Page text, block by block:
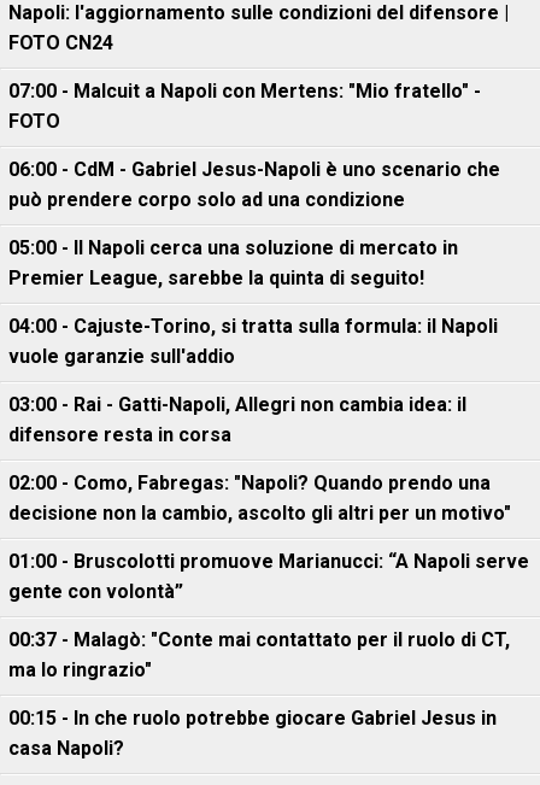
Napoli: l'aggiornamento sulle condizioni del difensore |
FOTO CN24
07:00 - Malcuit a Napoli con Mertens: "Mio fratello" -
FOTO
06:00 - CdM - Gabriel Jesus-Napoli è uno scenario che
può prendere corpo solo ad una condizione
05:00 - Il Napoli cerca una soluzione di mercato in
Premier League, sarebbe la quinta di seguito!
04:00 - Cajuste-Torino, si tratta sulla formula: il Napoli
vuole garanzie sull'addio
03:00 - Rai - Gatti-Napoli, Allegri non cambia idea: il
difensore resta in corsa
02:00 - Como, Fabregas: "Napoli? Quando prendo una
decisione non la cambio, ascolto gli altri per un motivo"
01:00 - Bruscolotti promuove Marianucci: “A Napoli serve
gente con volontà”
00:37 - Malagò: "Conte mai contattato per il ruolo di CT,
ma lo ringrazio"
00:15 - In che ruolo potrebbe giocare Gabriel Jesus in
casa Napoli?